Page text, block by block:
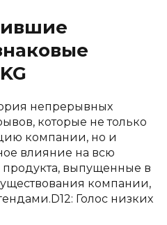
непрерывных
которые не только
компании, но и
влияние на всю
выпущенные в
компании,
Голос низких